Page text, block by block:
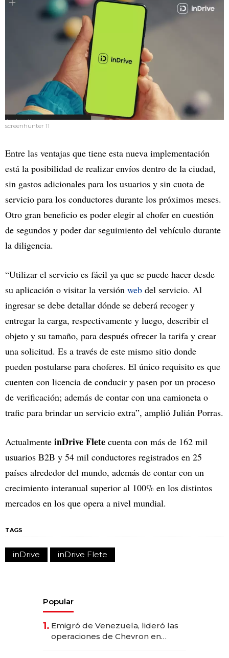
screenhunter 11
Entre las ventajas que tiene esta nueva implementación
está la posibilidad de realizar envíos dentro de la ciudad,
sin gastos adicionales para los usuarios y sin cuota de
servicio para los conductores durante los próximos meses.
Otro gran beneficio es poder elegir al chofer en cuestión
de segundos y poder dar seguimiento del vehículo durante
la diligencia.
“Utilizar el servicio es fácil ya que se puede hacer desde
su aplicación o visitar la versión web del servicio. Al
ingresar se debe detallar dónde se deberá recoger y
entregar la carga, respectivamente y luego, describir el
objeto y su tamaño, para después ofrecer la tarifa y crear
una solicitud. Es a través de este mismo sitio donde
pueden postularse para choferes. El único requisito es que
cuenten con licencia de conducir y pasen por un proceso
de verificación; además de contar con una camioneta o
trafic para brindar un servicio extra”, amplió Julián Porras.
Actualmente inDrive Flete cuenta con más de 162 mil
usuarios B2B y 54 mil conductores registrados en 25
países alrededor del mundo, además de contar con un
crecimiento interanual superior al 100% en los distintos
mercados en los que opera a nivel mundial.
TAGS
inDrive inDrive Flete
Popular
1. Emigró de Venezuela, lideró las
operaciones de Chevron en